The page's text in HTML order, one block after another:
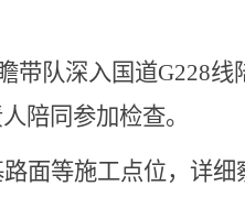
带队深入国道G228线
陪同参加检查。
面等施工点位，详